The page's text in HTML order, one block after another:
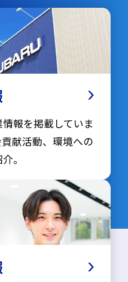
報を掲載していま
献活動、環境への
。